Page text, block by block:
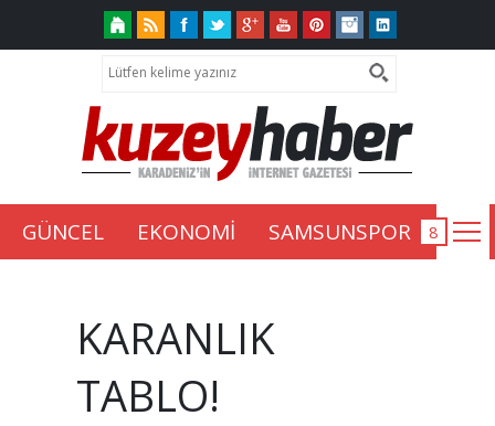
GÜNCEL EKONOMİ SAMSUNSPOR
KARANLIK
TABLO!